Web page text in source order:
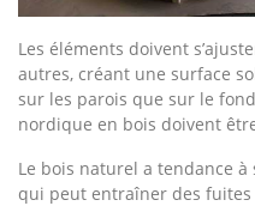
Les éléments doivent
autres, créant une surface
sur les parois que sur le
nordique en bois doivent
Le bois naturel a tendance à
qui peut entraîner des fuites